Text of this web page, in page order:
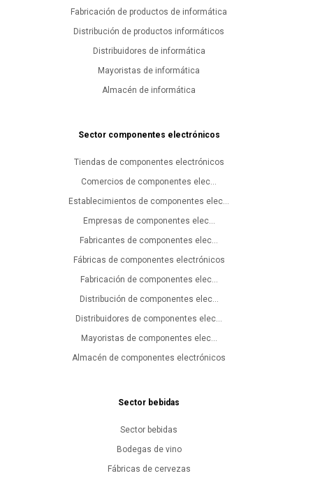
Fabricación de productos de informática
Distribución de productos informáticos
Distribuidores de informática
Mayoristas de informática
Almacén de informática
Sector componentes electrónicos
Tiendas de componentes electrónicos
Comercios de componentes elec...
Establecimientos de componentes elec...
Empresas de componentes elec...
Fabricantes de componentes elec...
Fábricas de componentes electrónicos
Fabricación de componentes elec...
Distribución de componentes elec...
Distribuidores de componentes elec...
Mayoristas de componentes elec...
Almacén de componentes electrónicos
Sector bebidas
Sector bebidas
Bodegas de vino
Fábricas de cervezas